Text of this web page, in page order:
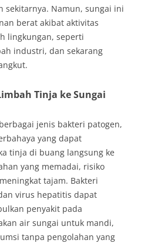
sekitarnya. Namun, sungai ini
berat akibat aktivitas
lingkungan, seperti
industri, dan sekarang
Tinja ke Sungai
jenis bakteri patogen,
yang dapat
tinja di buang langsung ke
yang memadai, risiko
tajam. Bakteri
virus hepatitis dapat
penyakit pada
air sungai untuk mandi,
tanpa pengolahan yang